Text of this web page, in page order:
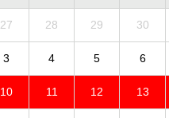
27 28 29 30
3 4 5 6
10 11 12 13